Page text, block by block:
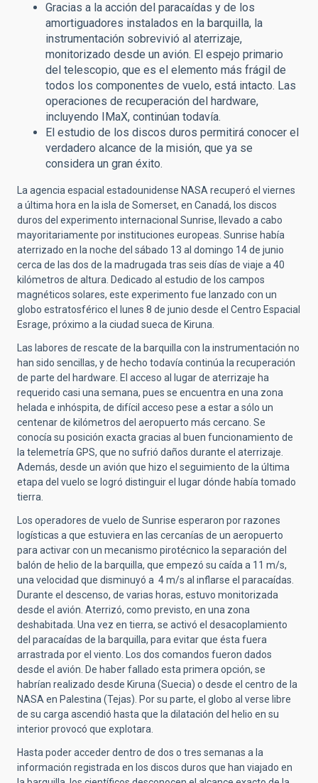
Gracias a la acción del paracaídas y de los
amortiguadores instalados en la barquilla, la
instrumentación sobrevivió al aterrizaje,
monitorizado desde un avión. El espejo primario
del telescopio, que es el elemento más frágil de
todos los componentes de vuelo, está intacto. Las
operaciones de recuperación del hardware,
incluyendo IMaX, continúan todavía.
El estudio de los discos duros permitirá conocer el
verdadero alcance de la misión, que ya se
considera un gran éxito.
La agencia espacial estadounidense NASA recuperó el viernes
a última hora en la isla de Somerset, en Canadá, los discos
duros del experimento internacional Sunrise, llevado a cabo
mayoritariamente por instituciones europeas. Sunrise había
aterrizado en la noche del sábado 13 al domingo 14 de junio
cerca de las dos de la madrugada tras seis días de viaje a 40
kilómetros de altura. Dedicado al estudio de los campos
magnéticos solares, este experimento fue lanzado con un
globo estratosférico el lunes 8 de junio desde el Centro Espacial
Esrage, próximo a la ciudad sueca de Kiruna.
Las labores de rescate de la barquilla con la instrumentación no
han sido sencillas, y de hecho todavía continúa la recuperación
de parte del hardware. El acceso al lugar de aterrizaje ha
requerido casi una semana, pues se encuentra en una zona
helada e inhóspita, de difícil acceso pese a estar a sólo un
centenar de kilómetros del aeropuerto más cercano. Se
conocía su posición exacta gracias al buen funcionamiento de
la telemetría GPS, que no sufrió daños durante el aterrizaje.
Además, desde un avión que hizo el seguimiento de la última
etapa del vuelo se logró distinguir el lugar dónde había tomado
tierra.
Los operadores de vuelo de Sunrise esperaron por razones
logísticas a que estuviera en las cercanías de un aeropuerto
para activar con un mecanismo pirotécnico la separación del
balón de helio de la barquilla, que empezó su caída a 11 m/s,
una velocidad que disminuyó a 4 m/s al inflarse el paracaídas.
Durante el descenso, de varias horas, estuvo monitorizada
desde el avión. Aterrizó, como previsto, en una zona
deshabitada. Una vez en tierra, se activó el desacoplamiento
del paracaídas de la barquilla, para evitar que ésta fuera
arrastrada por el viento. Los dos comandos fueron dados
desde el avión. De haber fallado esta primera opción, se
habrían realizado desde Kiruna (Suecia) o desde el centro de la
NASA en Palestina (Tejas). Por su parte, el globo al verse libre
de su carga ascendió hasta que la dilatación del helio en su
interior provocó que explotara.
Hasta poder acceder dentro de dos o tres semanas a la
información registrada en los discos duros que han viajado en